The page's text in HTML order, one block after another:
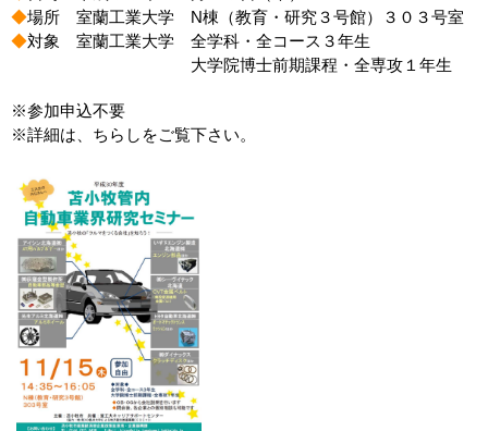
◆場所 室蘭工業大学 N棟（教育・研究３号館）３０３号室
◆対象 室蘭工業大学 全学科・全コース３年生
大学院博士前期課程・全専攻１年生
※参加申込不要
※詳細は、ちらしをご覧下さい。